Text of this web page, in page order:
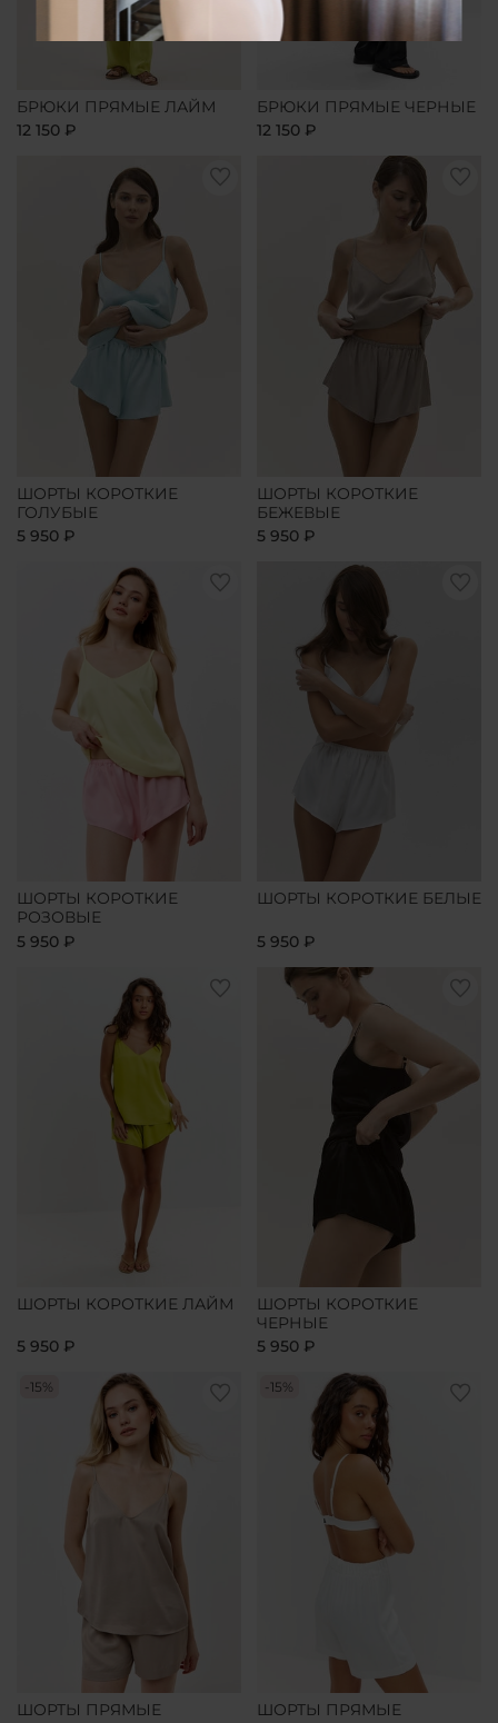
БРЮКИ ПРЯМЫЕ ЛАЙМ
12 150 ₽
БРЮКИ ПРЯМЫЕ ЧЕРНЫЕ
12 150 ₽
ШОРТЫ КОРОТКИЕ
ГОЛУБЫЕ
5 950 ₽
ШОРТЫ КОРОТКИЕ
БЕЖЕВЫЕ
5 950 ₽
ШОРТЫ КОРОТКИЕ
РОЗОВЫЕ
5 950 ₽
ШОРТЫ КОРОТКИЕ БЕЛЫЕ
5 950 ₽
ШОРТЫ КОРОТКИЕ ЛАЙМ
5 950 ₽
ШОРТЫ КОРОТКИЕ
ЧЕРНЫЕ
5 950 ₽
-15%
ШОРТЫ ПРЯМЫЕ
-15%
ШОРТЫ ПРЯМЫЕ